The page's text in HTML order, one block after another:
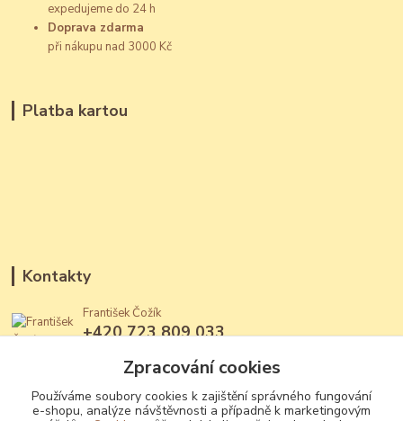
expedujeme do 24 h
Doprava zdarma
při nákupu nad 3000 Kč
Platba kartou
Kontakty
František Čožík
+420 723 809 033
Zpracování cookies
Používáme soubory cookies k zajištění správného fungování
e-shopu, analýze návštěvnosti a případně k marketingovým